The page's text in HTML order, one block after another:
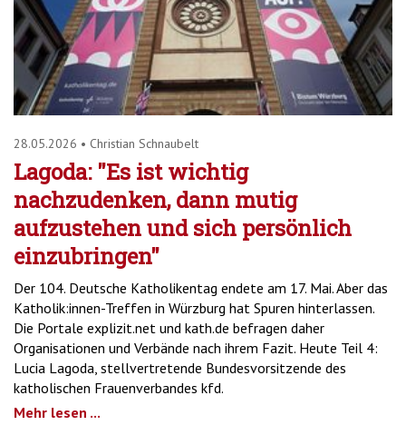
28.05.2026 • Christian Schnaubelt
Lagoda: "Es ist wichtig
nachzudenken, dann mutig
aufzustehen und sich persönlich
einzubringen"
Der 104. Deutsche Katholikentag endete am 17. Mai. Aber das
Katholik:innen-Treffen in Würzburg hat Spuren hinterlassen.
Die Portale explizit.net und kath.de befragen daher
Organisationen und Verbände nach ihrem Fazit. Heute Teil 4:
Lucia Lagoda, stellvertretende Bundesvorsitzende des
katholischen Frauenverbandes kfd.
Mehr lesen ...